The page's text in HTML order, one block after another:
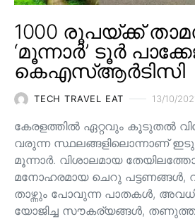
1000 രൂപയ്ക്ക്
‘മൂന്നാർ’ ടൂർ
കെഎസ്ആർടിസി
TECH TRAVEL EAT 13/10/
കേരളത്തിൽ ഏറ്റവും കൂടുതൽ
വരുന്ന സ്ഥലങ്ങളിലൊന്നാണ്
മൂന്നാർ. വിശാലമായ
മനോഹരമായ ചെറു പട്ടണങ്ങള്‍,
താഴ്ന്നും പോവുന്ന പാതകള്‍,
യോജിച്ച സൗകര്യങ്ങള്‍,